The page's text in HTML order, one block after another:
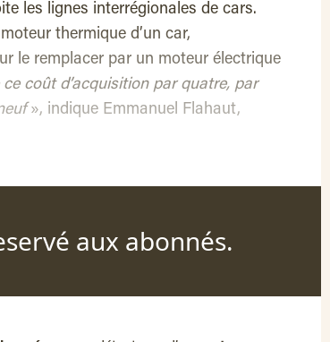
les lignes interrégionales de cars.
thermique d’un car,
le remplacer par un moteur électrique
coût d’acquisition par quatre, par
», indique Emmanuel Flahaut,
aux abonnés.